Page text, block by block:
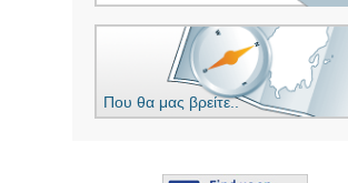
Που θα μας βρείτε..